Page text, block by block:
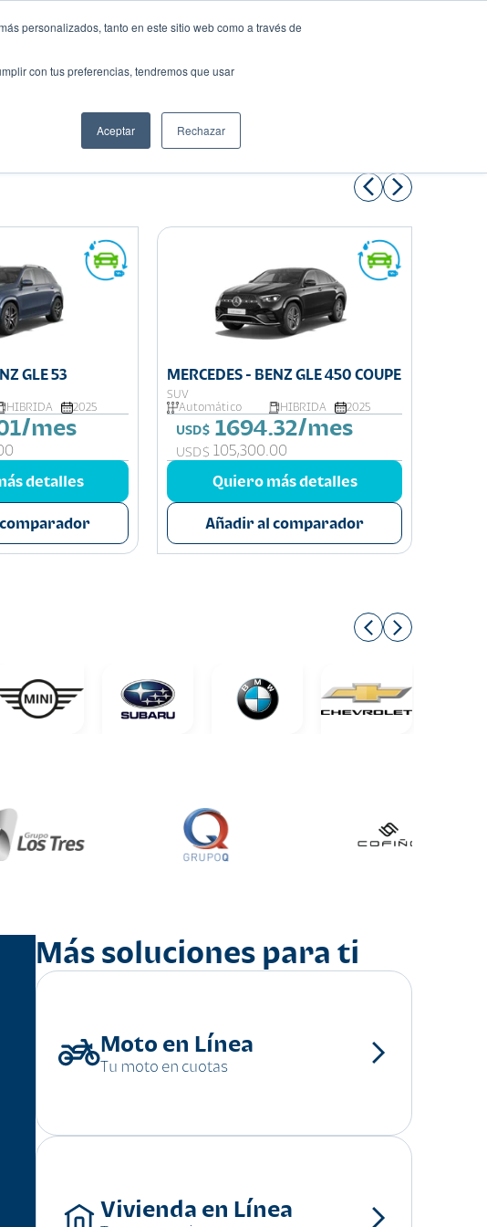
personalizados, tanto en este sitio web como a través de
con tus preferencias, tendremos que usar
Aceptar Rechazar
Compartir:
GLE 53
HIBRIDA 2025
mes
detalles
MERCEDES - BENZ GLE 450 COUPE
SUV
Automático
HIBRIDA 2025
USD$ 1694.32/mes
USD$ 105,300.00
Quiero más detalles
Añadir al comparador
Más soluciones para ti
Moto en Línea
Tu moto en cuotas
Vivienda en Línea